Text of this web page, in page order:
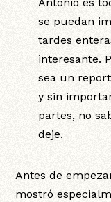
se puedan
tardes
interesante.
sea un
y sin
partes, no
deje.
Antes de
mostró